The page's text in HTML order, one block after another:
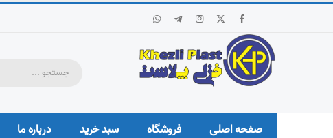
صفحه اصلی فروشگاه سبد خرید درباره ما